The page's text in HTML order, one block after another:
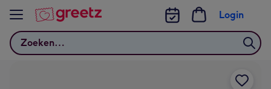
Bekijk meer
Zoeken
Login